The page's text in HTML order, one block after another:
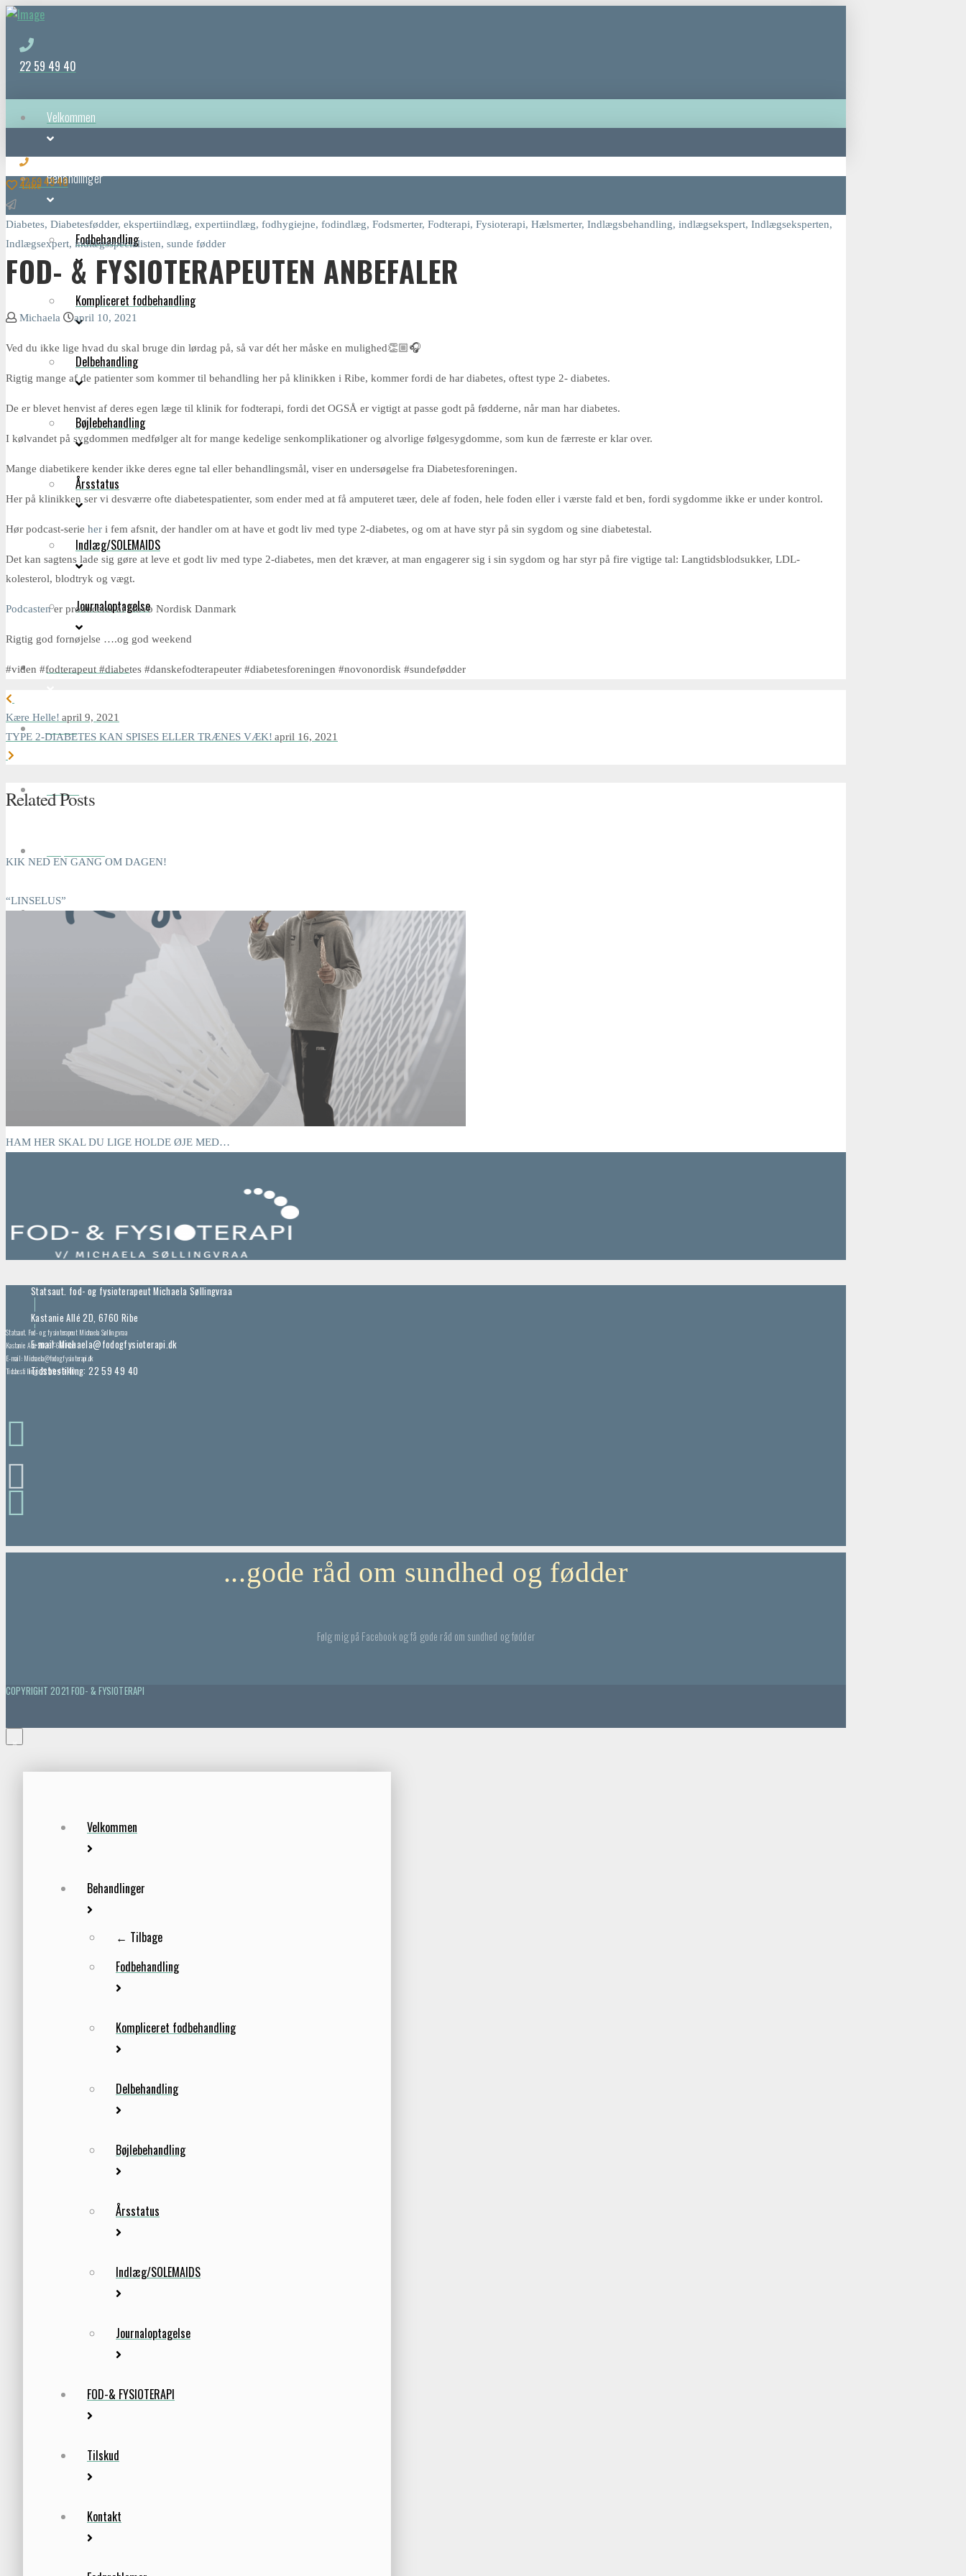
22 59 49 40
Velkommen
Behandlinger
Fodbehandling
Kompliceret fodbehandling
Delbehandling
Bøjlebehandling
Årsstatus
Indlæg/SOLEMAIDS
Journaloptagelse
FOD-& FYSIOTERAPI
Tilskud
Kontakt
GDPR
Persondatapolitik
Cookies
22 59 49 40
Like
Diabetes, Diabetesfødder, ekspertiindlæg, expertiindlæg, fodhygiejne, fodindlæg, Fodsmerter, Fodterapi, Fysioterapi, Hælsmerter, Indlægsbehandling, indlægsekspert, Indlægseksperten,
Indlægsexpert, indlægsspecialisten, sunde fødder
FOD- & FYSIOTERAPEUTEN ANBEFALER
Michaela april 10, 2021
Ved du ikke lige hvad du skal bruge din lørdag på, så var dét her måske en mulighed👏🏼🎧
Rigtig mange af de patienter som kommer til behandling her på klinikken i Ribe, kommer fordi de har diabetes, oftest type 2- diabetes.
De er blevet henvist af deres egen læge til klinik for fodterapi, fordi det OGSÅ er vigtigt at passe godt på fødderne, når man har diabetes.
I kølvandet på sygdommen medfølger alt for mange kedelige senkomplikationer og alvorlige følgesygdomme, som kun de færreste er klar over.
Mange diabetikere kender ikke deres egne tal eller behandlingsmål, viser en undersøgelse fra Diabetesforeningen.
Her på klinikken ser vi desværre ofte diabetespatienter, som ender med at få amputeret tæer, dele af foden, hele foden eller i værste fald et ben, fordi sygdomme ikke er under kontrol.
Hør podcast-serie her i fem afsnit, der handler om at have et godt liv med type 2-diabetes, og om at have styr på sin sygdom og sine diabetestal.
Det kan sagtens lade sig gøre at leve et godt liv med type 2-diabetes, men det kræver, at man engagerer sig i sin sygdom og har styr på fire vigtige tal: Langtidsblodsukker, LDL-
kolesterol, blodtryk og vægt.
Podcastener produceret af Novo Nordisk Danmark
Rigtig god fornøjelse ….og god weekend
#viden #fodterapeut #diabetes #danskefodterapeuter #diabetesforeningen #novonordisk #sundefødder
Kære Helle! april 9, 2021
TYPE 2-DIABETES KAN SPISES ELLER TRÆNES VÆK! april 16, 2021
Related Posts
KIK NED EN GANG OM DAGEN!
“LINSELUS”
HAM HER SKAL DU LIGE HOLDE ØJE MED…
Statsaut. fod- og fysioterapeut Michaela Søllingvraa
Kastanie Allé 2D, 6760 Ribe
E-mail: Michaela@fodogfysioterapi.dk
Tidsbestilling: 22 59 49 40
Statsaut. Fod- og fysioterapeut Michaela Søllingvraa
Kastanie Allé 2D, 6760 Ribe
E-mail: Michaela@fodogfysioterapi.dk
Tidsbestilling: 22 59 49 40
...gode råd om sundhed og fødder
Følg mig på Facebook og få gode råd om sundhed og fødder
COPYRIGHT 2021 FOD- & FYSIOTERAPI
×
Velkommen
Behandlinger
← Tilbage
Fodbehandling
Kompliceret fodbehandling
Delbehandling
Bøjlebehandling
Årsstatus
Indlæg/SOLEMAIDS
Journaloptagelse
FOD-& FYSIOTERAPI
Tilskud
Kontakt